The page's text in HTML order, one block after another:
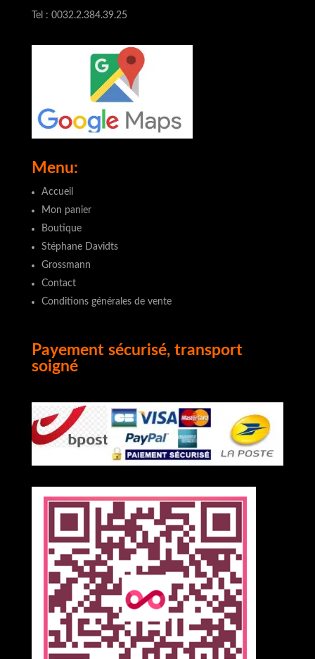
Tel : 0032.2.384.39.25
Menu:
Accueil
Mon panier
Boutique
Stéphane Davidts
Grossmann
Contact
Conditions générales de vente
Payement sécurisé, transport
soigné